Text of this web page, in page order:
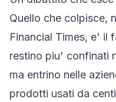
Quello che colpisce,
Financial Times, e' il
restino piu' confinati
ma entrino nelle
prodotti usati da